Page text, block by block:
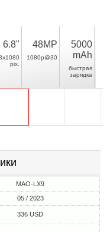
6.8"
pix.
48MP
1080p@30
5000
mAh
быстрая
зарядка
MAO-LX9
05 / 2023
336 USD